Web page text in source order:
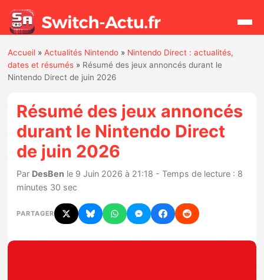
Rechercher
Actualités
Jeux
Hardware
Chiffres de ventes
Accueil »Actualités Nintendo » Nintendo Direct : actualités,
dates et résumés » Résumé des jeux annoncés durant le
Nintendo Direct de juin 2026
Résumé des jeux annoncés
durant le Nintendo Direct
de juin 2026
Par DesBen le 9 Juin 2026 à 21:18 - Temps de lecture : 8
minutes 30 sec
PARTAGER